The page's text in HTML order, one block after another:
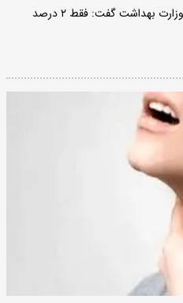
رئیس مرکز مدیریت بیماری‌های واگیر وزارت بهداشت گفت: فقط ۲ درصد